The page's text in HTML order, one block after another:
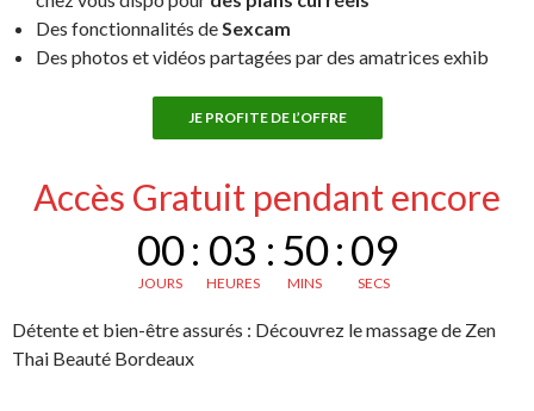
Des fonctionnalités deSexcam
Des photos et vidéos partagées par des amatrices exhib
JE PROFITE DE L’OFFRE
Accès Gratuit pendant encore
00
JOURS
: 03
HEURES
: 50
MINS
:08
SECS
Détente et bien-être assurés : Découvrez le massage de Zen
Thai Beauté Bordeaux